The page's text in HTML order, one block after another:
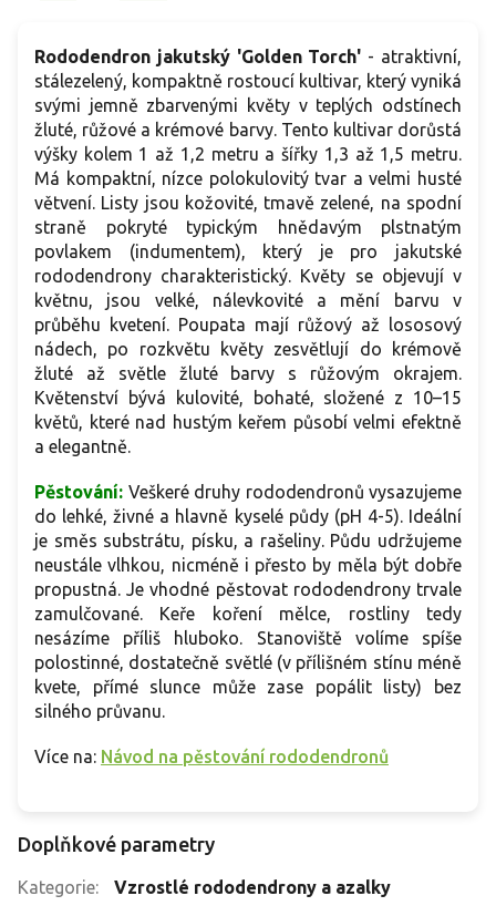
Rododendron jakutský 'Golden Torch' - atraktivní,
stálezelený, kompaktně rostoucí kultivar, který vyniká
svými jemně zbarvenými květy v teplých odstínech
žluté, růžové a krémové barvy. Tento kultivar dorůstá
výšky kolem 1 až 1,2 metru a šířky 1,3 až 1,5 metru.
Má kompaktní, nízce polokulovitý tvar a velmi husté
větvení. Listy jsou kožovité, tmavě zelené, na spodní
straně pokryté typickým hnědavým plstnatým
povlakem (indumentem), který je pro jakutské
rododendrony charakteristický. Květy se objevují v
květnu, jsou velké, nálevkovité a mění barvu v
průběhu kvetení. Poupata mají růžový až lososový
nádech, po rozkvětu květy zesvětlují do krémově
žluté až světle žluté barvy s růžovým okrajem.
Květenství bývá kulovité, bohaté, složené z 10–15
květů, které nad hustým keřem působí velmi efektně
a elegantně.
Pěstování: Veškeré druhy rododendronů vysazujeme
do lehké, živné a hlavně kyselé půdy (pH 4-5). Ideální
je směs substrátu, písku, a rašeliny. Půdu udržujeme
neustále vlhkou, nicméně i přesto by měla být dobře
propustná. Je vhodné pěstovat rododendrony trvale
zamulčované. Keře koření mělce, rostliny tedy
nesázíme příliš hluboko. Stanoviště volíme spíše
polostinné, dostatečně světlé (v přílišném stínu méně
kvete, přímé slunce může zase popálit listy) bez
silného průvanu.
Více na: Návod na pěstování rododendronů
Doplňkové parametry
Kategorie:
Vzrostlé rododendrony a azalky